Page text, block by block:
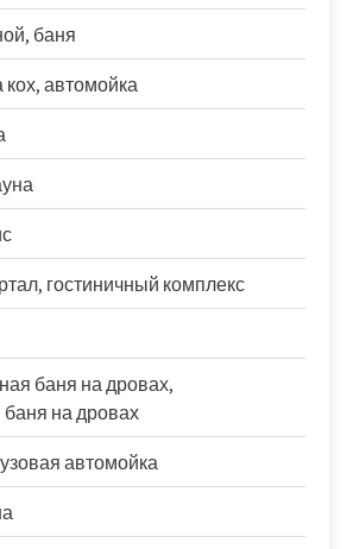
баня
автомойка
гостиничный комплекс
баня на дровах,
на дровах
автомойка